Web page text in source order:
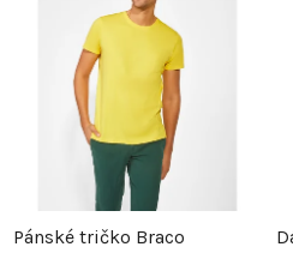
Pánské tričko Braco